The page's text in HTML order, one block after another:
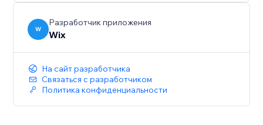
- Развивайтесь с помощью многоканальных
продаж: продавайте в своем интернет-магазине,
на местах или в таких каналах, как eBay и Amazon,
управляя запасами из одного места
- Общайтесь с клиентами: отправляйте
автоматические эл. письма о брошенных корзинах,
W
Разработчик приложения
Wix
На сайт разработчика
Связаться с разработчиком
Политика конфиденциальности